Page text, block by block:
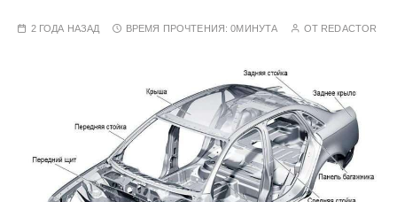
2 ГОДА НАЗАД ВРЕМЯ ПРОЧТЕНИЯ:0МИНУТА ОТ REDACTOR